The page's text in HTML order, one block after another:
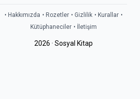
• Hakkımızda • Rozetler • Gizlilik • Kurallar •
Kütüphaneciler • İletişim
2026 · Sosyal Kitap